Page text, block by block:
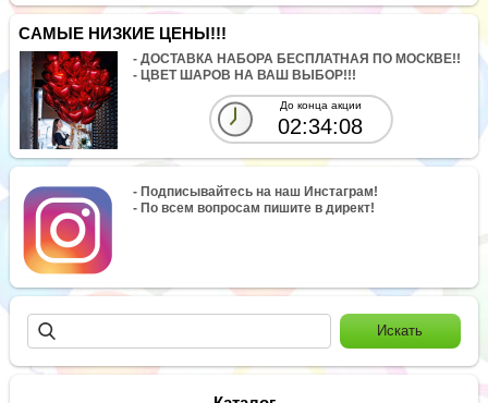
САМЫЕ НИЗКИЕ ЦЕНЫ!!!
- ДОСТАВКА НАБОРА БЕСПЛАТНАЯ ПО МОСКВЕ!!
- ЦВЕТ ШАРОВ НА ВАШ ВЫБОР!!!
До конца акции
02:34:07
- Подписывайтесь на наш Инстаграм!
- По всем вопросам пишите в директ!